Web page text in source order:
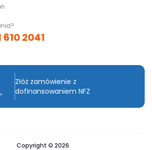
610 2041
Złóż zamówienie z
dofinansowaniem NFZ
Copyright © 2026